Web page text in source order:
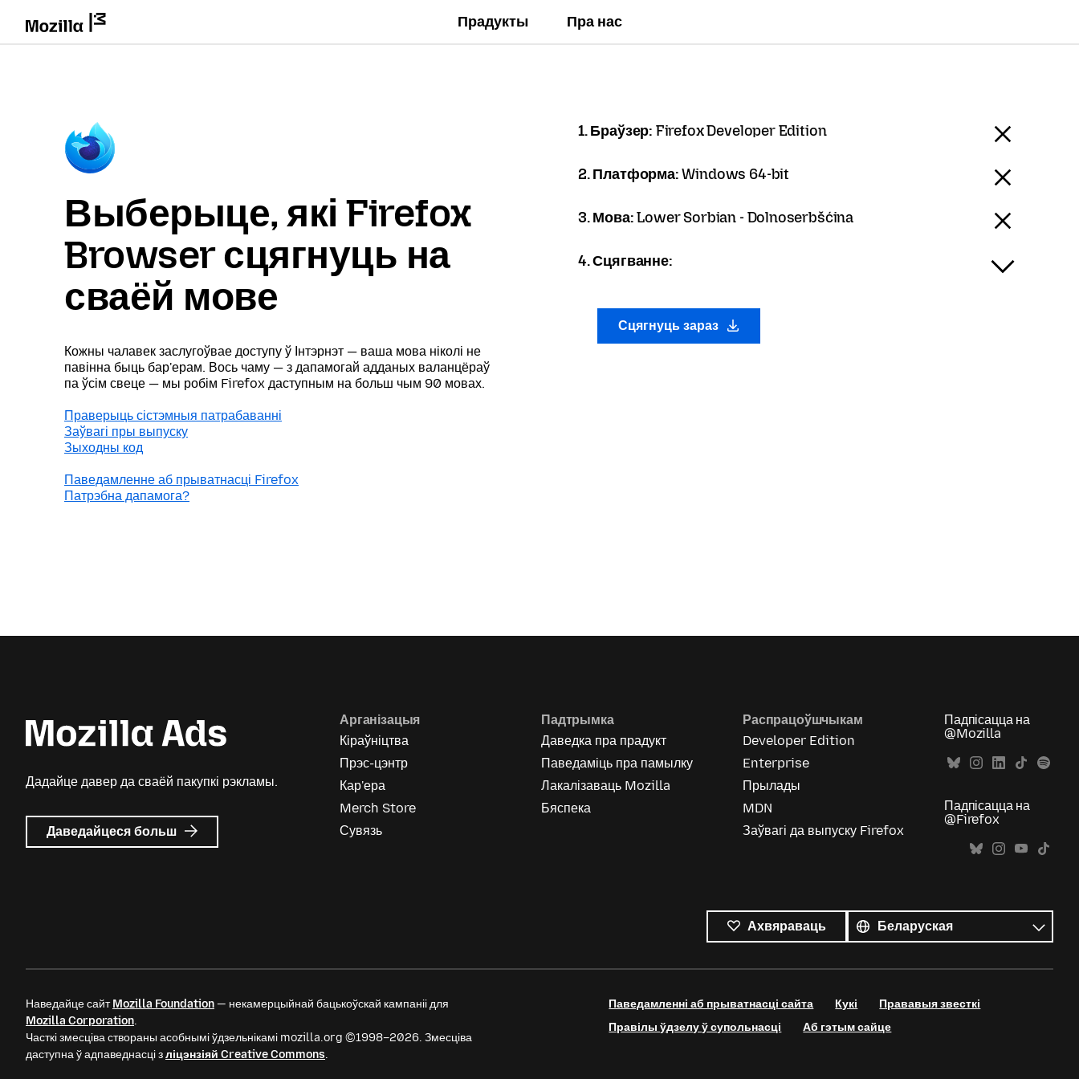
Прадукты Пра нас
Выберыце, які Firefox
Browser сцягнуць на
сваёй мове
Кожны чалавек заслугоўвае доступу ў Інтэрнэт — ваша мова ніколі не
павінна быць бар'ерам. Вось чаму — з дапамогай адданых валанцёраў
па ўсім свеце — мы робім Firefox даступным на больш чым 90 мовах.
Праверыць сістэмныя патрабаванні
Заўвагі пры выпуску
Зыходны код
Паведамленне аб прыватнасці Firefox
Патрэбна дапамога?
1. Браўзер: Firefox Developer Edition
2. Платформа:Windows 64-bit
3. Мова:Lower Sorbian - Dolnoserbšćina
4. Сцягванне:
Сцягнуць зараз
Дадайце давер да сваёй пакупкі рэкламы.
Даведайцеся больш пра
Mozilla
Арганізацыя
Кіраўніцтва
Прэс-цэнтр
Кар'ера
Merch Store
Сувязь
Падтрымка
Даведка пра прадукт
Паведаміць пра памылку
Лакалізаваць Mozilla
Бяспека
Распрацоўшчыкам
Developer Edition
Enterprise
Прылады
MDN
Заўвагі да выпуску Firefox
Падпісацца на
@Mozilla
Падпісацца на
@Firefox
Ахвяраваць
мовы
Мова
Наведайце сайтMozilla Foundation— некамерцыйнай бацькоўскай кампаніі для
Mozilla Corporation.
Часткі змесціва створаны асобнымі ўдзельнікамі mozilla.org ©1998–2026. Змесціва
даступна ў адпаведнасці зліцэнзіяй Creative Commons.
Паведамленні аб прыватнасці сайта Кукі
Прававыя звесткі
Правілы ўдзелу ў супольнасці
Аб гэтым сайце